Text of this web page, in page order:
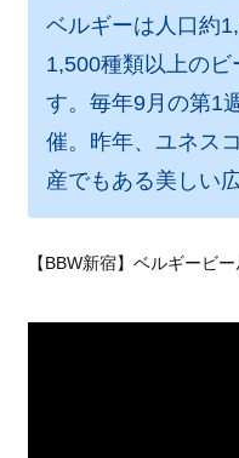
ベルギーは人口約
1,500種類以上の
す。毎年9月の第1
催。昨年、ユネス
産でもある美しい
【BBW新宿】ベルギービ